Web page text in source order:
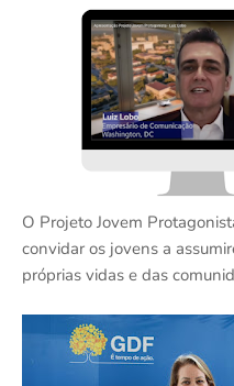
O Projeto Jovem
convidar os jovens a
próprias vidas e das